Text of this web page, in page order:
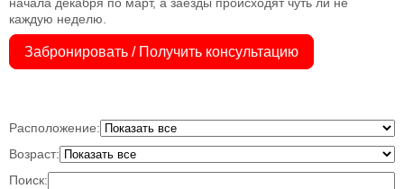
каждую неделю.
Забронировать / Получить консультацию
Расположение:
Возраст:
Поиск: